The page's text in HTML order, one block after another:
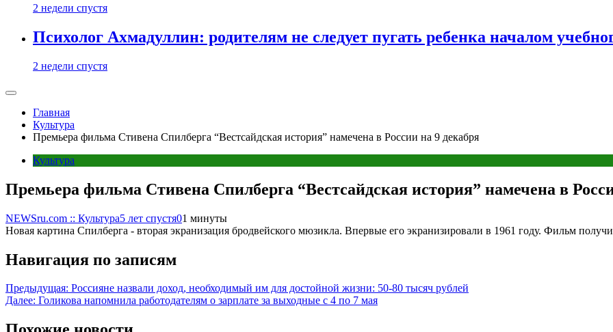
2 недели спустя
Психолог Ахмадуллин: родителям не следует пугать ребенка началом
2 недели спустя
Главная
Культура
Премьера фильма Стивена Спилберга “‎Вестсайдская история” намечена в России на 9 декабря
Культура
Премьера фильма Стивена Спилберга “‎Вестсайдская история” намечена в
NEWSru.com :: Культура5 лет спустя01 минуты
Новая картина Спилберга - вторая экранизация бродвейского мюзикла. Впервые его экранизировали в 1961 году. Фильм
Навигация по записям
Предыдущая: Россияне назвали доход, необходимый им для достойной жизни: 50-80 тысяч рублей
Далее: Голикова напомнила работодателям о зарплате за выходные с 4 по 7 мая